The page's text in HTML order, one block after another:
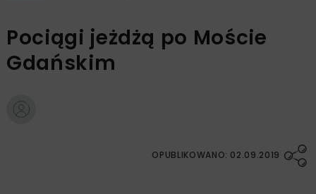
Pociągi jeżdżą po Moście
Gdańskim
OPUBLIKOWANO: 02.09.2019